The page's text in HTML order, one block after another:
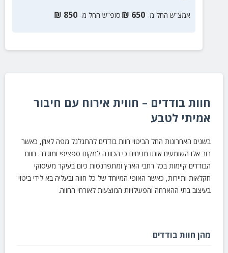
אמצ”ש החל מ- 650
₪ סופ”ש החל מ- 850
₪
חוות בודדים – חווית אירוח עם חיבור
אמיתי לטבע
בשנים האחרונות החל הביטוי חוות בודדים להתגלגל מפה לאוזן, כאשר
רוב אלו השומעים אותו מניחים כי הכוונה למקום ספציפי ומוגדר. חוות
הבודדים קיימות בכל רחבי הארץ ומתפרנסות כיום בעיקר מעיסוקי
חקלאות ותיירות, כאשר האופי המיוחד של כל חווה ובעליה בא לידי ביטוי
בעיצוב בתי ההארחה והפעילויות המוצעות לאורחי החווה.
מהן חוות בודדים